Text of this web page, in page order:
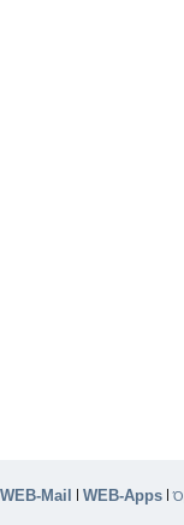
WEB-Mail | WEB-Apps |